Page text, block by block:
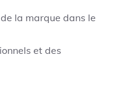
la marque dans le
et des